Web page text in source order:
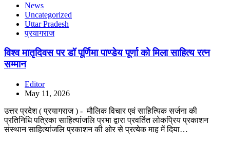
News
Uncategorized
Uttar Pradesh
प्रयागराज
विश्व मातृदिवस पर डॉ पूर्णिमा पाण्डेय पूर्णा को मिला साहित्य रत्न
सम्मान
Editor
May 11, 2026
उत्तर प्रदेश ( प्रयागराज ) - मौलिक विचार एवं साहित्यिक सर्जना की
प्रतिनिधि पत्रिका साहित्यांजलि प्रभा द्वारा प्रवर्तित लोकप्रिय प्रकाशन
संस्थान साहित्यांजलि प्रकाशन की ओर से प्रत्येक माह में दिया…